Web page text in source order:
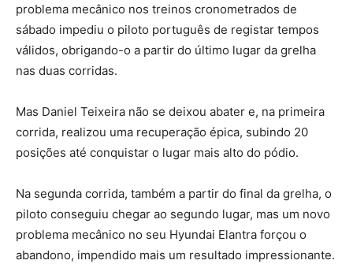
problema mecânico nos treinos cronometrados de
sábado impediu o piloto português de registar tempos
válidos, obrigando-o a partir do último lugar da grelha
nas duas corridas.
Mas Daniel Teixeira não se deixou abater e, na primeira
corrida, realizou uma recuperação épica, subindo 20
posições até conquistar o lugar mais alto do pódio.
Na segunda corrida, também a partir do final da grelha, o
piloto conseguiu chegar ao segundo lugar, mas um novo
problema mecânico no seu Hyundai Elantra forçou o
abandono, impendido mais um resultado impressionante.